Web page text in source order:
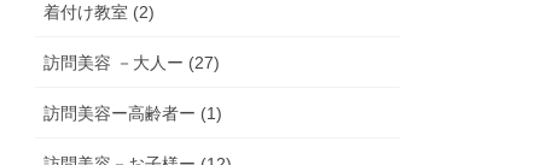
着付け教室 (2)
訪問美容 －大人ー (27)
訪問美容ー高齢者ー (1)